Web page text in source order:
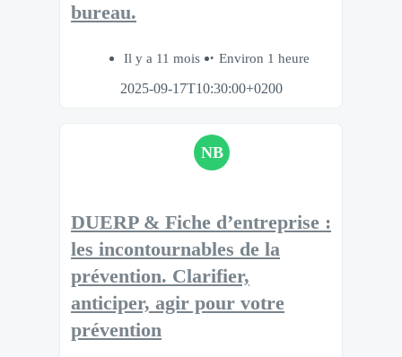
bureau.​
Il y a 11 mois
Environ 1 heure
2025-09-17T10:30:00+0200
NB
DUERP & Fiche d’entreprise :
les incontournables de la
prévention. Clarifier,
anticiper, agir pour votre
prévention​